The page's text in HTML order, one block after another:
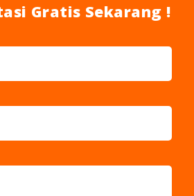
Gratis Sekarang !